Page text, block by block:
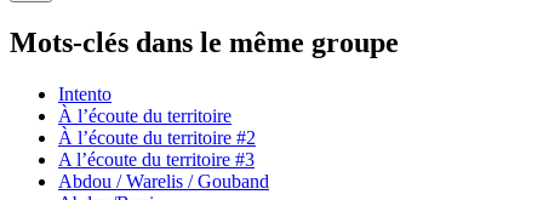
Mots-clés dans le même groupe
Intento
À l’écoute du territoire
À l’écoute du territoire #2
A l’écoute du territoire #3
Abdou / Warelis / Gouband